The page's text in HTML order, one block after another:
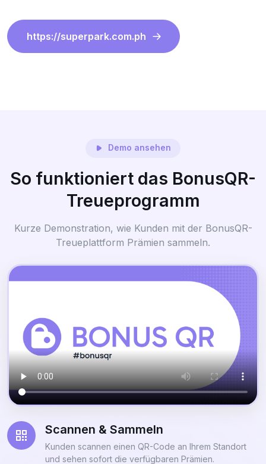
https://superpark.com.ph
Demo ansehen
So funktioniert das BonusQR-
Treueprogramm
Kurze Demonstration, wie Kunden mit der BonusQR-
Treueplattform Prämien sammeln.
Scannen & Sammeln
Kunden scannen einen QR-Code an Ihrem Standort
und sehen sofort die verfügbaren Prämien.